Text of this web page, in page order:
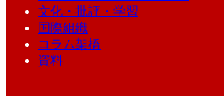
文化・批評・学習
国際組織
コラム架橋
資料